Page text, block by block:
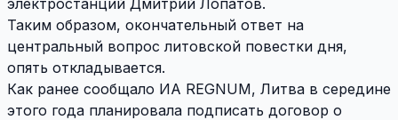
Таким образом, окончательный ответ на
центральный вопрос литовской повестки дня,
опять откладывается.
Как ранее сообщало ИА REGNUM, Литва в середине
этого года планировала подписать договор о